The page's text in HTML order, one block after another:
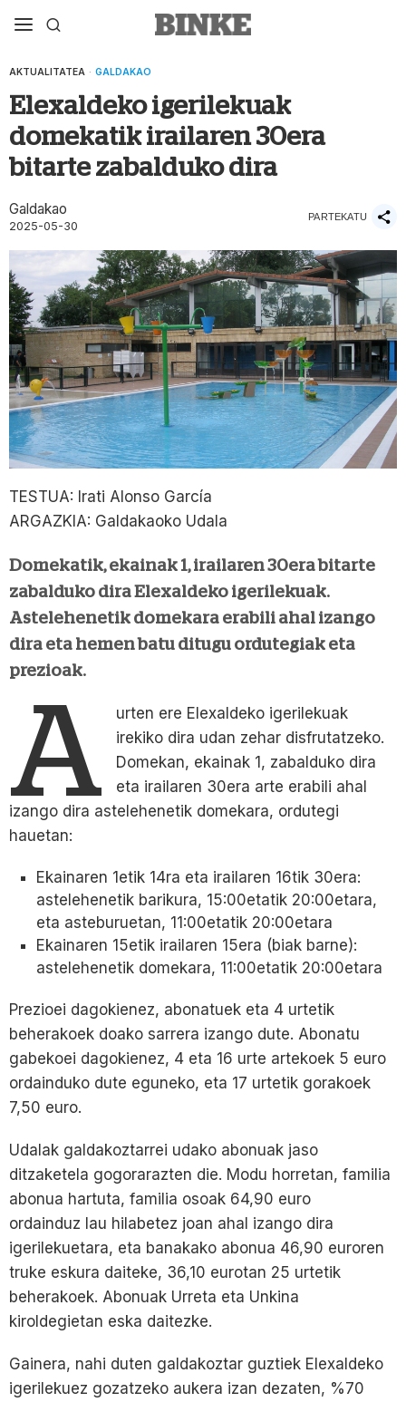
AKTUALITATEA · GALDAKAO
Elexaldeko igerilekuak
domekatik irailaren 30era
bitarte zabalduko dira
Galdakao
2025-05-30
PARTEKATU
TESTUA: Irati Alonso García
ARGAZKIA: Galdakaoko Udala
Domekatik, ekainak 1, irailaren 30era bitarte
zabalduko dira Elexaldeko igerilekuak.
Astelehenetik domekara erabili ahal izango
dira eta hemen batu ditugu ordutegiak eta
prezioak.
A
urten ere Elexaldeko igerilekuak
irekiko dira udan zehar disfrutatzeko.
Domekan, ekainak 1, zabalduko dira
eta irailaren 30era arte erabili ahal
izango dira astelehenetik domekara, ordutegi
hauetan:
Ekainaren 1etik 14ra eta irailaren 16tik 30era:
astelehenetik barikura, 15:00etatik 20:00etara,
eta asteburuetan, 11:00etatik 20:00etara
Ekainaren 15etik irailaren 15era (biak barne):
astelehenetik domekara, 11:00etatik 20:00etara
Prezioei dagokienez, abonatuek eta 4 urtetik
beherakoek doako sarrera izango dute. Abonatu
gabekoei dagokienez, 4 eta 16 urte artekoek 5 euro
ordainduko dute eguneko, eta 17 urtetik gorakoek
7,50 euro.
Udalak galdakoztarrei udako abonuak jaso
ditzaketela gogorarazten die. Modu horretan, familia
abonua hartuta, familia osoak 64,90 euro
ordainduz lau hilabetez joan ahal izango dira
igerilekuetara, eta banakako abonua 46,90 euroren
truke eskura daiteke, 36,10 eurotan 25 urtetik
beherakoek. Abonuak Urreta eta Unkina
kiroldegietan eska daitezke.
Gainera, nahi duten galdakoztar guztiek Elexaldeko
igerilekuez gozatzeko aukera izan dezaten, %70